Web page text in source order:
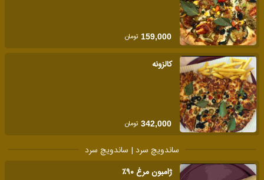
159,000 تومان
کالزونه
342,000 تومان
ساندویچ سرد | ساندویچ سرد
ژامبون مرغ ۹۰٪